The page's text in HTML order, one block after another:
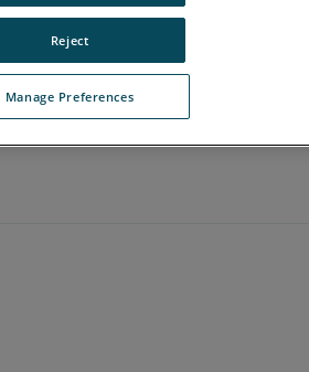
Manage Preferences
Reject